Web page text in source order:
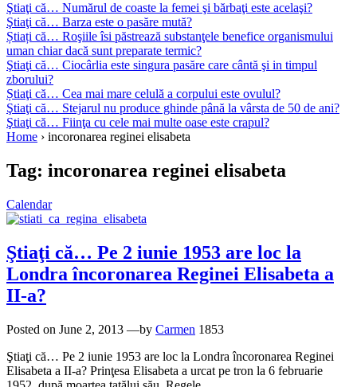
Ştiaţi că… Numărul de coaste la femei şi bărbaţi este acelaşi?
Ştiaţi că… Barza este o pasăre mută?
Știați că… Roşiile îsi păstrează substanţele benefice organismului
uman chiar dacă sunt preparate termic?
Ştiaţi că… Ciocârlia este singura pasăre care cântă şi in timpul
zborului?
Știaţi că… Cea mai mare celulă a corpului este ovulul?
Ştiaţi că… Stejarul nu produce ghinde până la vârsta de 50 de ani?
Ştiaţi că… Fiinţa cu cele mai multe oase este crapul?
Home › incoronarea reginei elisabeta
Tag: incoronarea reginei elisabeta
Calendar
Ştiaţi că… Pe 2 iunie 1953 are loc la
Londra încoronarea Reginei Elisabeta a
II-a?
Posted on June 2, 2013 —by Carmen 1853
Ştiaţi că… Pe 2 iunie 1953 are loc la Londra încoronarea Reginei
Elisabeta a II-a? Prinţesa Elisabeta a urcat pe tron la 6 februarie